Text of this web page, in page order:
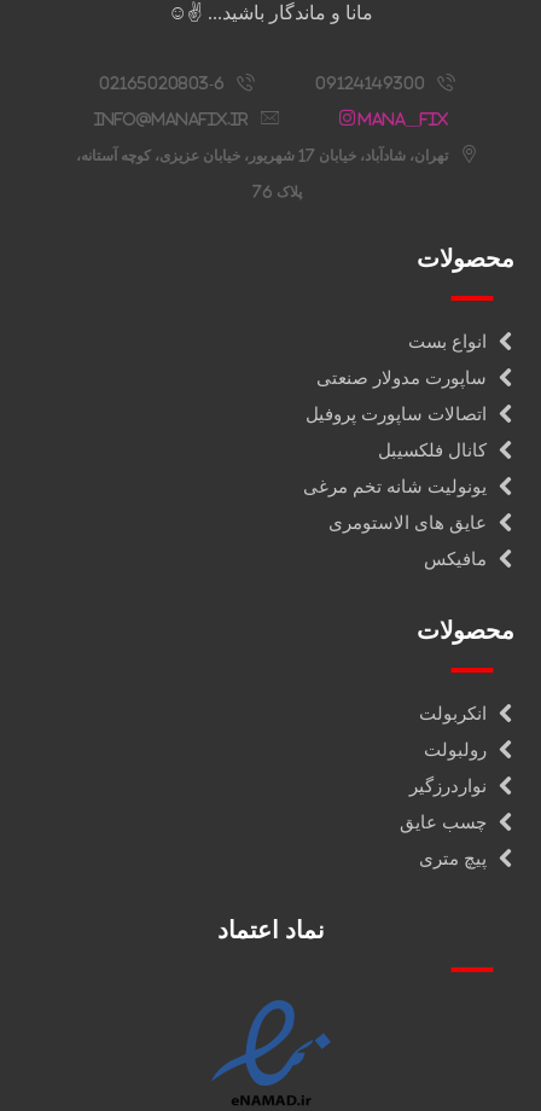
مانا و ماندگار باشید... ✌️☺️
09124149300
02165020803-6
Mana__fix
info@manafix.ir
تهران، شادآباد، خیابان 17 شهریور، خیابان عزیزی، کوچه آستانه،
پلاک 76
محصولات
انواع بست
ساپورت مدولار صنعتی
اتصالات ساپورت پروفیل
کانال فلکسیبل
یونولیت شانه تخم مرغی
عایق های الاستومری
مافیکس
محصولات
انکربولت
رولبولت
نواردرزگیر
چسب عایق
پیچ متری
نماد اعتماد